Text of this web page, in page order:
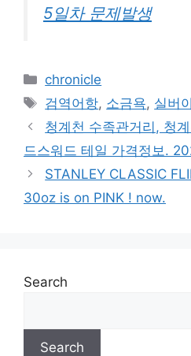
5일차 문제발생
Categories
chronicle
Tags
검역어항, 소금욕, 실버
청계천 수족관거리, 청
드스워드 테일 가격정보.
STANLEY CLASSIC
30oz is on PINK ! now.
Search
Search